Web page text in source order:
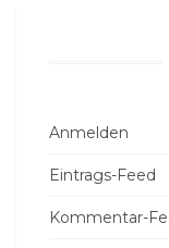
Anmelden
Eintrags-Feed
Kommentar-